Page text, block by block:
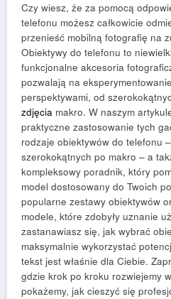
Czy wiesz, że za pomocą
telefonu możesz całkowicie
przenieść mobilną fotografię na
Obiektywy do telefonu to
funkcjonalne akcesoria
pozwalają na
perspektywami, od
zdjęcia makro. W naszym
praktyczne zastosowanie tych
rodzaje obiektywów do telefonu
szerokokątnych po makro – a
kompleksowy poradnik, który
model dostosowany do Twoich
popularne zestawy obiektywów
modele, które zdobyły uznanie
zastanawiasz się, jak wybrać
maksymalnie wykorzystać
tekst jest właśnie dla Ciebie.
gdzie krok po kroku rozwiejemy
pokażemy, jak cieszyć się